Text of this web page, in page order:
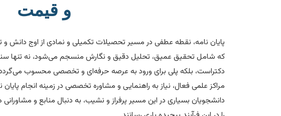
و قیمت
پایان نامه، نقطه عطفی در مسیر تحصیلات تکمیلی و نمادی از اوج دانش
که شامل تحقیق عمیق، تحلیل دقیق و نگارش منسجم می‌شود، نه تنها
دکتراست، بلکه پلی برای ورود به عرصه حرفه‌ای و تخصصی محسوب می‌گردد.
مراکز علمی فعال، نیاز به راهنمایی و مشاوره تخصصی در زمینه انجام
دانشجویان بسیاری در این مسیر پرفراز و نشیب، به دنبال منابع و مشاورانی